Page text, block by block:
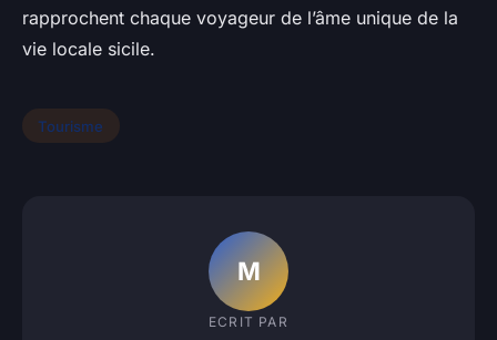
rapprochent chaque voyageur de l’âme unique de la
vie locale sicile.
Tourisme
M
ECRIT PAR